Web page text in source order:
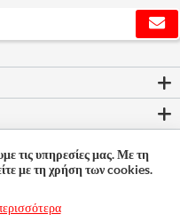
τις υπηρεσίες μας. Με τη
με τη χρήση των cookies.